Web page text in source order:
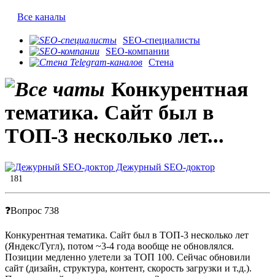
Все каналы
SEO-специалисты
SEO-компании
Стена
Конкурентная
тематика. Сайт был в
ТОП-3 несколько лет...
Дежурный SEO-доктор
181
❓Вопрос 738
Конкурентная тематика. Сайт был в ТОП-3 несколько лет
(Яндекс/Гугл), потом ~3-4 года вообще не обновлялся.
Позиции медленно улетели за ТОП 100. Сейчас обновили
сайт (дизайн, структура, контент, скорость загрузки и т.д.).